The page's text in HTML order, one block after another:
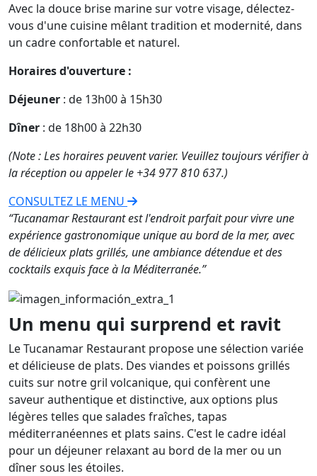
Avec la douce brise marine sur votre visage, délectez-
vous d'une cuisine mêlant tradition et modernité, dans
un cadre confortable et naturel.
Horaires d'ouverture :
Déjeuner : de 13h00 à 15h30
Dîner : de 18h00 à 22h30
(Note : Les horaires peuvent varier. Veuillez toujours vérifier à
la réception ou appeler le +34 977 810 637.)
CONSULTEZ LE MENU
“Tucanamar Restaurant est l'endroit parfait pour vivre une
expérience gastronomique unique au bord de la mer, avec
de délicieux plats grillés, une ambiance détendue et des
cocktails exquis face à la Méditerranée.”
Un menu qui surprend et ravit
Le Tucanamar Restaurant propose une sélection variée
et délicieuse de plats. Des viandes et poissons grillés
cuits sur notre gril volcanique, qui confèrent une
saveur authentique et distinctive, aux options plus
légères telles que salades fraîches, tapas
méditerranéennes et plats sains. C'est le cadre idéal
pour un déjeuner relaxant au bord de la mer ou un
dîner sous les étoiles.